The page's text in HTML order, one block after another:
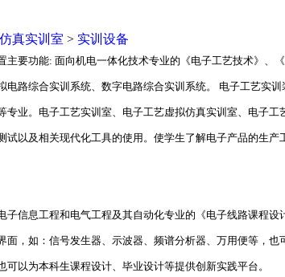
真实训室 > 实训设备
主要功能: 面向机电一体化技术专业的《电子工艺技术》
电路综合实训系统、数字电路综合实训系统。 电子工艺实
专业。电子工艺实训室、电子工艺虚拟仿真实训室、电子
试以及相关现代化工具的使用。使学生了解电子产品的生
子信息工程和电气工程及其自动化专业的《电子线路课程
，如：信号发生器、示波器、频谱分析器、万用便等，
以为本科生课程设计、毕业设计等提供创新实践平台。